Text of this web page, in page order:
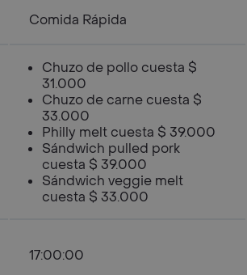
Comida Rápida
Chuzo de pollo cuesta $
31.000
Chuzo de carne cuesta $
33.000
Philly melt cuesta $ 39.000
Sándwich pulled pork
cuesta $ 39.000
Sándwich veggie melt
cuesta $ 33.000
17:00:00